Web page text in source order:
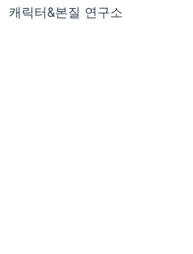
캐릭터&본질 연구소